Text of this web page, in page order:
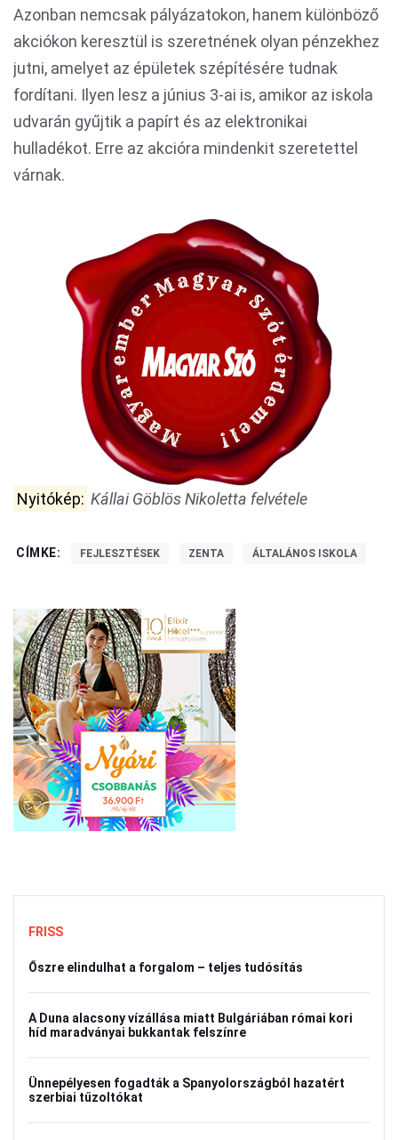
Azonban nemcsak pályázatokon, hanem különböző
akciókon keresztül is szeretnének olyan pénzekhez
jutni, amelyet az épületek szépítésére tudnak
fordítani. Ilyen lesz a június 3-ai is, amikor az iskola
udvarán gyűjtik a papírt és az elektronikai
hulladékot. Erre az akcióra mindenkit szeretettel
várnak.
Nyitókép: Kállai Göblös Nikoletta felvétele
CÍMKE: FEJLESZTÉSEK ZENTA ÁLTALÁNOS ISKOLA
FRISS
Őszre elindulhat a forgalom – teljes tudósítás
A Duna alacsony vízállása miatt Bulgáriában római kori
híd maradványai bukkantak felszínre
Ünnepélyesen fogadták a Spanyolországból hazatért
szerbiai tűzoltókat